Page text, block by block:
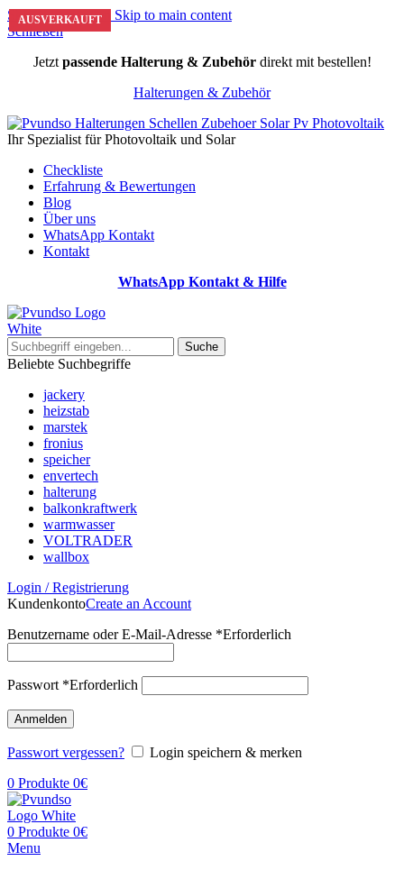
Skip to navigation Skip to main content
Schließen
Jetzt passende Halterung & Zubehördirekt mit bestellen!
Halterungen & Zubehör
Ihr Spezialist für Photovoltaik und Solar
Checkliste
Erfahrung & Bewertungen
Blog
Über uns
WhatsApp Kontakt
Kontakt
WhatsApp Kontakt & Hilfe
Suche
Beliebte Suchbegriffe
jackery
heizstab
marstek
fronius
speicher
envertech
halterung
balkonkraftwerk
warmwasser
VOLTRADER
wallbox
Login / Registrierung
KundenkontoCreate an Account
Benutzername oder E-Mail-Adresse *Erforderlich
Passwort *Erforderlich
Anmelden
Passwort vergessen?
Login speichern & merken
0 Produkte 0€
0 Produkte 0€
Menu
AUSVERKAUFT
AUSVERKAUFT
AUSVERKAUFT
AUSVERKAUFT
AUSVERKAUFT
AUSVERKAUFT
AUSVERKAUFT